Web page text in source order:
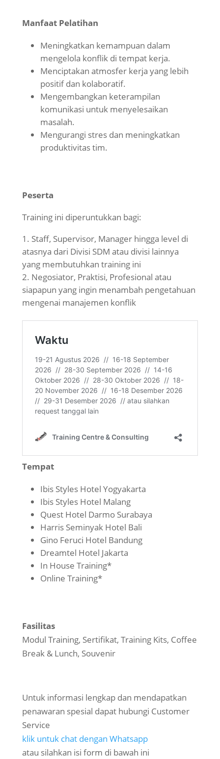
Manfaat Pelatihan
Meningkatkan kemampuan dalam
mengelola konflik di tempat kerja.
Menciptakan atmosfer kerja yang lebih
positif dan kolaboratif.
Mengembangkan keterampilan
komunikasi untuk menyelesaikan
masalah.
Mengurangi stres dan meningkatkan
produktivitas tim.
Peserta
Training ini diperuntukkan bagi:
Staff, Supervisor, Manager hingga level di
atasnya dari Divisi SDM atau divisi lainnya
yang membutuhkan training ini
Negosiator, Praktisi, Profesional atau
siapapun yang ingin menambah pengetahuan
mengenai manajemen konflik
Tempat
Ibis Styles Hotel Yogyakarta
Ibis Styles Hotel Malang
Quest Hotel Darmo Surabaya
Harris Seminyak Hotel Bali
Gino Feruci Hotel Bandung
Dreamtel Hotel Jakarta
In House Training*
Online Training*
Fasilitas
Modul Training, Sertifikat, Training Kits, Coffee
Break & Lunch, Souvenir
Untuk informasi lengkap dan mendapatkan
penawaran spesial dapat hubungi Customer
Service
klik untuk chat dengan Whatsapp
atau silahkan isi form di bawah ini